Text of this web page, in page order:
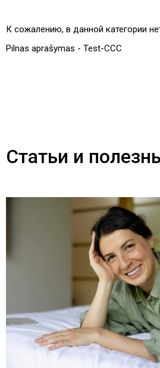
К сожалению, в данной категории
Pilnas aprašymas - Test-CCC
Статьи и